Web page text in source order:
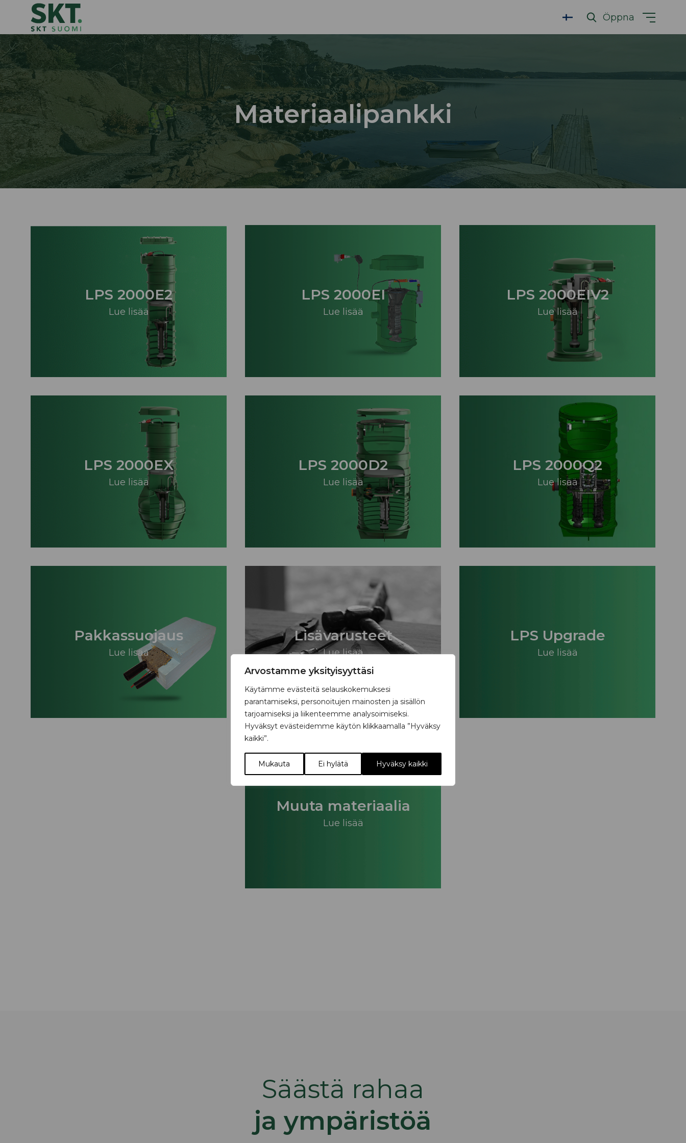
Arvostamme yksityisyyttäsi
Käytämme evästeitä selauskokemuksesi
parantamiseksi, personoitujen mainosten ja sisällön
tarjoamiseksi ja liikenteemme analysoimiseksi.
Hyväksyt evästeidemme käytön klikkaamalla ”Hyväksy
kaikki”.
Mukauta Ei hylätä Hyväksy kaikki
Öppna
Materiaalipankki
LPS 2000E2
Lue lisää
LPS 2000EI
Lue lisää
LPS 2000EIV2
Lue lisää
LPS 2000EX
Lue lisää
LPS 2000D2
Lue lisää
LPS 2000Q2
Lue lisää
Pakkassuojaus
Lue lisää
Lisävarusteet
Lue lisää
LPS Upgrade
Lue lisää
Muuta materiaalia
Lue lisää
Säästä rahaa
ja ympäristöä